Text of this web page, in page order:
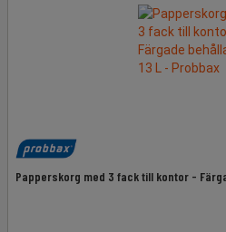
Papperskorg med 3 fack till kontor -